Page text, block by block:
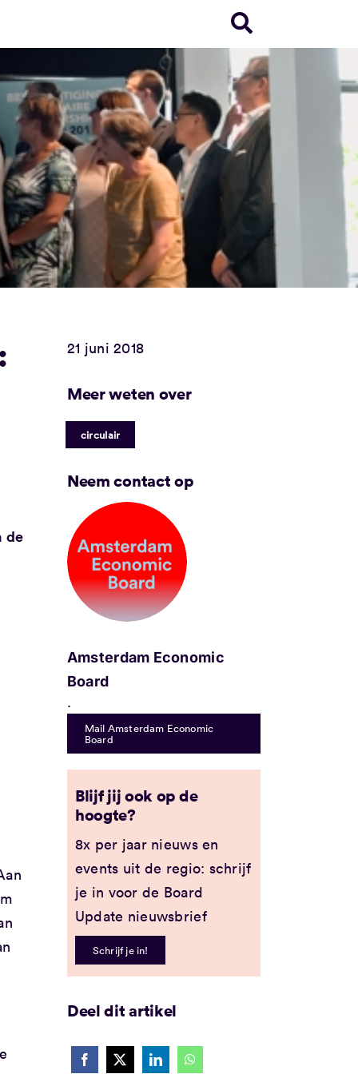
de
21 juni 2018
Meer weten over
circulair
Neem contact op
Amsterdam Economic
Board
.
Mail Amsterdam Economic
Board
Blijf jij ook op de
hoogte?
8x per jaar nieuws en
events uit de regio: schrijf
je in voor de Board
Update nieuwsbrief
Schrijf je in!
Deel dit artikel